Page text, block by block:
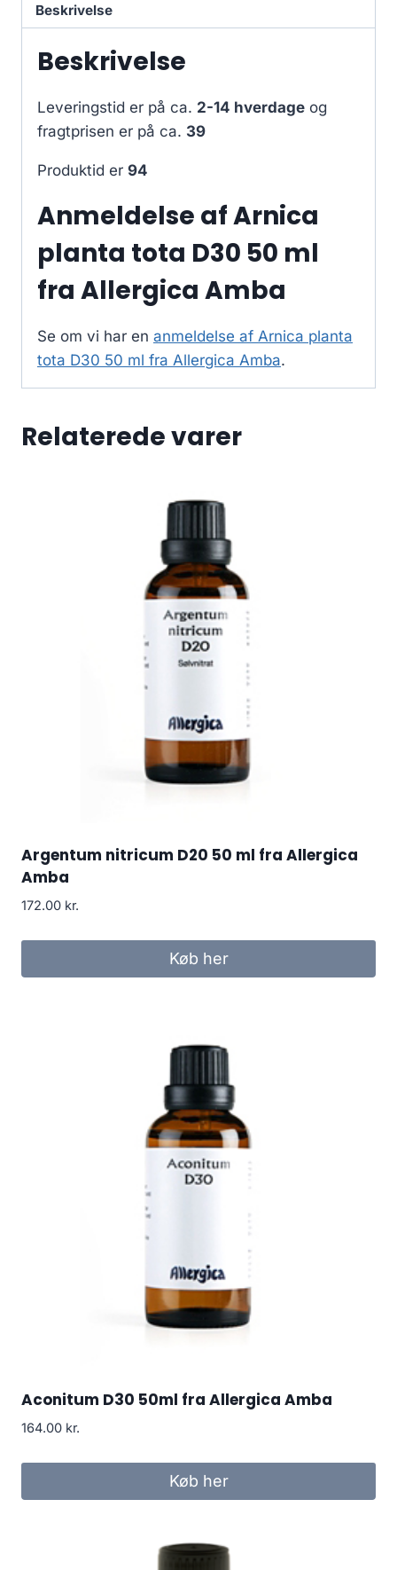
Beskrivelse
Beskrivelse
Leveringstid er på ca. 2-14 hverdage og
fragtprisen er på ca. 39
Produktid er 94
Anmeldelse af Arnica
planta tota D30 50 ml
fra Allergica Amba
Se om vi har en anmeldelse af Arnica planta
tota D30 50 ml fra Allergica Amba.
Relaterede varer
Argentum nitricum D20 50 ml fra Allergica
Amba
172.00 kr.
Køb her
Aconitum D30 50ml fra Allergica Amba
164.00 kr.
Køb her